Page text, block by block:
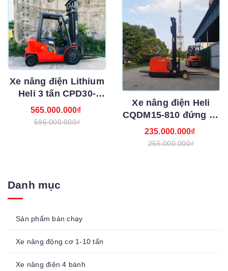
Xe nâng điện Lithium
Heli 3 tấn CPD30-
GB2Li (-S/-M/-H)
565.000.000₫
595.000.000₫
Xe nâng điện Heli
CQDM15-810 đứng lái
bệ đứng
235.000.000₫
255.000.000₫
Danh mục
Sản phẩm bán chạy
Xe nâng động cơ 1-10 tấn
Xe nâng điện 4 bánh